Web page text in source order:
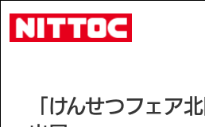
「けんせつフェア